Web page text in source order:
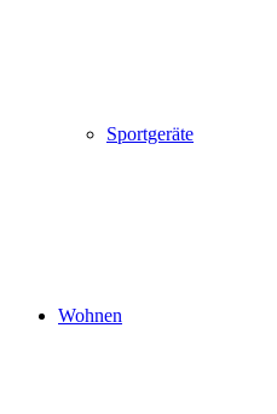
Sportgeräte
Wohnen